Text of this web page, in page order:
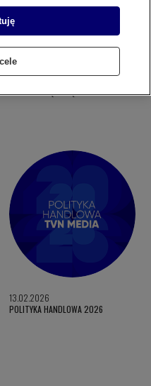
09.07.2026
13.02.2026
POLITYKA HANDLOWA 2026